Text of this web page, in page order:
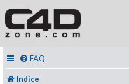
FAQ
Indice